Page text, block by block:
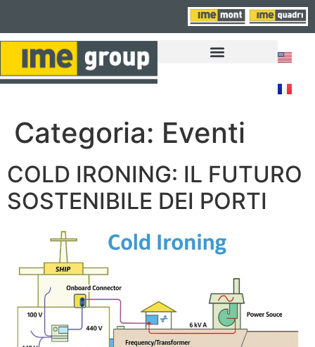
Categoria: Eventi
COLD IRONING: IL FUTURO
SOSTENIBILE DEI PORTI